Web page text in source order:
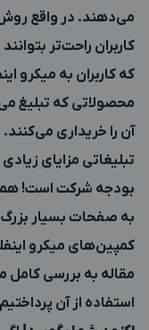
می‌دهند. در واقع
کاربران راحت‌تر
که کاربران به میکرو
محصولاتی که تبلیغ
آن را خریداری
تبلیغاتی مزایای
بودجه شرکت است!
به صفحات بسیار
کمپین‌های میکرو
مقاله به بررسی کامل
استفاده از آن